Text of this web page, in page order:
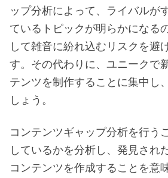
ップ分析によって、ライバルが
ているトピックが明らかになる
して雑音に紛れ込むリスクを避
す。その代わりに、ユニークで
テンツを制作することに集中し
しょう。
コンテンツギャップ分析を行う
しているかを分析し、発見され
コンテンツを作成することを意